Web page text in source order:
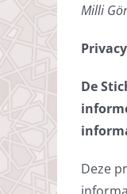
Milli
De
Deze